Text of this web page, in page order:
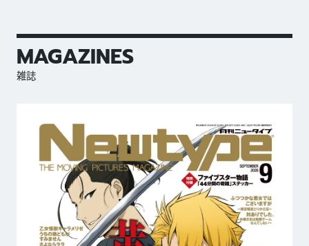
MAGAZINES
雑誌